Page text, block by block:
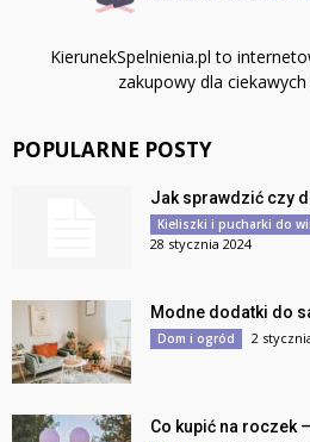
KierunekSpelnienia.pl to
zakupowy dla
POPULARNE POSTY
Jak sprawdzić czy
Kieliszki i pucharki do
28 stycznia 2024
Modne dodatki do
Dom i ogród 2
Co kupić na roczek